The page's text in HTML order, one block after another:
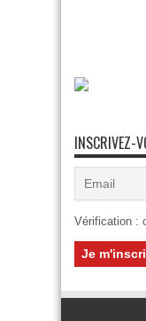
INSCRIVEZ-
Vérification :